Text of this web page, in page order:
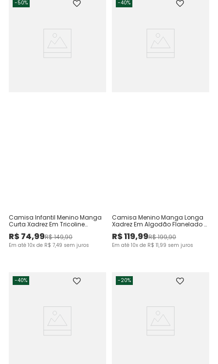
-50%
Camisa Infantil Menino Manga
Curta Xadrez Em Tricoline
Malwee Kids
R$74,99R$149,90
Em até 10x de R$ 7,49 sem juros
-40%
Camisa Menino Manga Longa
Xadrez Em Algodão Flanelado -
Carinhoso
R$119,99R$199,90
Em até 10x de R$ 11,99 sem juros
-40% -20%